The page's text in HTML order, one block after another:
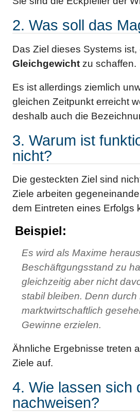
2. Was soll das
Das Ziel dieses Systems
Gleichgewicht zu schaffen.
Es ist allerdings ziemlich
gleichen Zeitpunkt erreicht
deshalb auch die
3. Warum ist
nicht?
Die gesteckten Ziel sind
Ziele arbeiten
dem Eintreten eines Erfolgs
Beispiel:
Es wird als Maxime
Beschäftgungsstand zu
gleichzeitig aber nicht
stabil bleiben. Denn
marktwirtschaftlich
Gewinne erzielen.
Ähnliche Ergebnisse treten
Ziele auf.
4. Wie lassen sich
nachweisen?